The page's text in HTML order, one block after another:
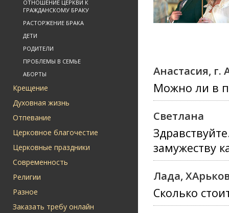
ОТНОШЕНИЕ ЦЕРКВИ К
ГРАЖДАНСКОМУ БРАКУ
РАСТОРЖЕНИЕ БРАКА
ДЕТИ
РОДИТЕЛИ
ПРОБЛЕМЫ В СЕМЬЕ
АБОРТЫ
Крещение
Духовная жизнь
Отпевание
Церковное благочестие
Церковные праздники
Современность
Религии
Разное
Заказать требу онлайн
Анастасия, г.
Можно ли в
Светлана
замужеству
Лада,
Сколько